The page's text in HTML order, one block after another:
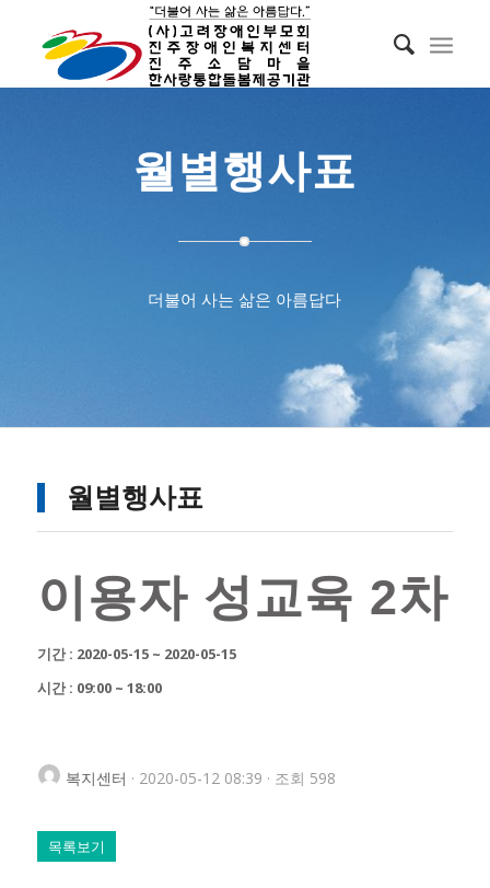
월별행사표
더불어 사는 삶은 아름답다
월별행사표
이용자 성교육 2차
기간 : 2020-05-15 ~ 2020-05-15
시간 : 09:00 ~ 18:00
복지센터 · 2020-05-12 08:39 · 조회 598
목록보기